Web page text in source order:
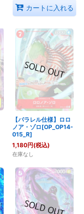
カートに入れる
【パラレル仕様】ロロ
ノア・ゾロ[OP_OP14-
015_R]
1,180円(税込)
在庫なし